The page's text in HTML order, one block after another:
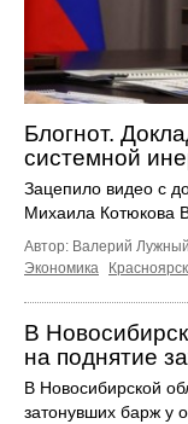
Блогнот.
системной
Зацепило видео с
Михаила Котюкова
Автор: Валерий
Экономика
Красноярск
В
на поднятие
В Новосибирской
затонувших барж у